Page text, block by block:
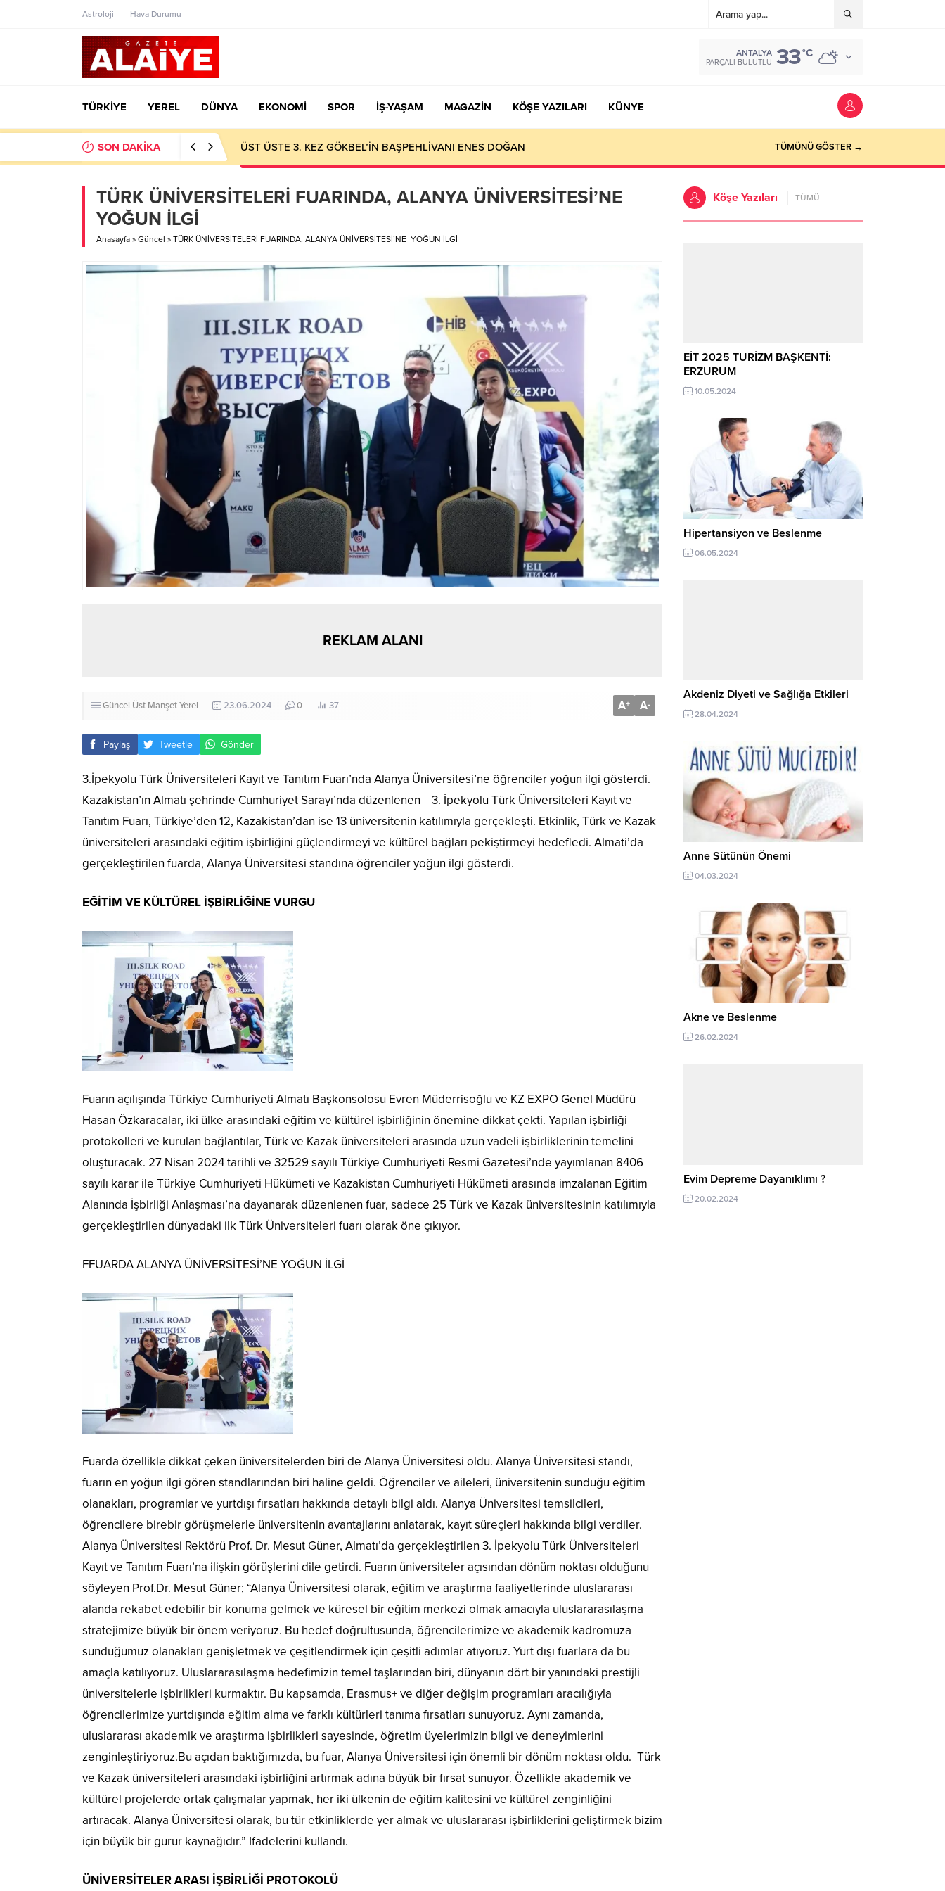
Astroloji Hava Durumu
ANTALYA
PARÇALI BULUTLU 33°C
TÜRKİYE YEREL DÜNYA EKONOMİ SPOR İŞ-YAŞAM MAGAZİN KÖŞE YAZILARI KÜNYE
SON DAKİKA SAPADERE’DE ZAMANLA YARIŞ! TÜMÜNÜ GÖSTER →
TÜRK ÜNİVERSİTELERİ FUARINDA, ALANYA ÜNİVERSİTESİ’NE
YOĞUN İLGİ
Anasayfa » Güncel » TÜRK ÜNİVERSİTELERİ FUARINDA, ALANYA ÜNİVERSİTESİ’NE YOĞUN İLGİ
REKLAM ALANI
Güncel Üst ManşetYerel 23.06.2024 0 37 A+ A-
Paylaş Tweetle Gönder
3.İpekyolu Türk Üniversiteleri Kayıt ve Tanıtım Fuarı’nda Alanya Üniversitesi’ne öğrenciler yoğun ilgi gösterdi.
Kazakistan’ın Almatı şehrinde Cumhuriyet Sarayı’nda düzenlenen 3. İpekyolu Türk Üniversiteleri Kayıt ve
Tanıtım Fuarı, Türkiye’den 12, Kazakistan’dan ise 13 üniversitenin katılımıyla gerçekleşti. Etkinlik, Türk ve Kazak
üniversiteleri arasındaki eğitim işbirliğini güçlendirmeyi ve kültürel bağları pekiştirmeyi hedefledi. Almati’da
gerçekleştirilen fuarda, Alanya Üniversitesi standına öğrenciler yoğun ilgi gösterdi.
EĞİTİM VE KÜLTÜREL İŞBİRLİĞİNE VURGU
Fuarın açılışında Türkiye Cumhuriyeti Almatı Başkonsolosu Evren Müderrisoğlu ve KZ EXPO Genel Müdürü
Hasan Özkaracalar, iki ülke arasındaki eğitim ve kültürel işbirliğinin önemine dikkat çekti. Yapılan işbirliği
protokolleri ve kurulan bağlantılar, Türk ve Kazak üniversiteleri arasında uzun vadeli işbirliklerinin temelini
oluşturacak. 27 Nisan 2024 tarihli ve 32529 sayılı Türkiye Cumhuriyeti Resmi Gazetesi’nde yayımlanan 8406
sayılı karar ile Türkiye Cumhuriyeti Hükümeti ve Kazakistan Cumhuriyeti Hükümeti arasında imzalanan Eğitim
Alanında İşbirliği Anlaşması’na dayanarak düzenlenen fuar, sadece 25 Türk ve Kazak üniversitesinin katılımıyla
gerçekleştirilen dünyadaki ilk Türk Üniversiteleri fuarı olarak öne çıkıyor.
FFUARDA ALANYA ÜNİVERSİTESİ’NE YOĞUN İLGİ
Fuarda özellikle dikkat çeken üniversitelerden biri de Alanya Üniversitesi oldu. Alanya Üniversitesi standı,
fuarın en yoğun ilgi gören standlarından biri haline geldi. Öğrenciler ve aileleri, üniversitenin sunduğu eğitim
olanakları, programlar ve yurtdışı fırsatları hakkında detaylı bilgi aldı. Alanya Üniversitesi temsilcileri,
öğrencilere birebir görüşmelerle üniversitenin avantajlarını anlatarak, kayıt süreçleri hakkında bilgi verdiler.
Alanya Üniversitesi Rektörü Prof. Dr. Mesut Güner, Almatı’da gerçekleştirilen 3. İpekyolu Türk Üniversiteleri
Kayıt ve Tanıtım Fuarı’na ilişkin görüşlerini dile getirdi. Fuarın üniversiteler açısından dönüm noktası olduğunu
söyleyen Prof.Dr. Mesut Güner; “Alanya Üniversitesi olarak, eğitim ve araştırma faaliyetlerinde uluslararası
alanda rekabet edebilir bir konuma gelmek ve küresel bir eğitim merkezi olmak amacıyla uluslararasılaşma
stratejimize büyük bir önem veriyoruz. Bu hedef doğrultusunda, öğrencilerimize ve akademik kadromuza
sunduğumuz olanakları genişletmek ve çeşitlendirmek için çeşitli adımlar atıyoruz. Yurt dışı fuarlara da bu
amaçla katılıyoruz. Uluslararasılaşma hedefimizin temel taşlarından biri, dünyanın dört bir yanındaki prestijli
üniversitelerle işbirlikleri kurmaktır. Bu kapsamda, Erasmus+ ve diğer değişim programları aracılığıyla
öğrencilerimize yurtdışında eğitim alma ve farklı kültürleri tanıma fırsatları sunuyoruz. Aynı zamanda,
uluslararası akademik ve araştırma işbirlikleri sayesinde, öğretim üyelerimizin bilgi ve deneyimlerini
zenginleştiriyoruz.Bu açıdan baktığımızda, bu fuar, Alanya Üniversitesi için önemli bir dönüm noktası oldu. Türk
ve Kazak üniversiteleri arasındaki işbirliğini artırmak adına büyük bir fırsat sunuyor. Özellikle akademik ve
kültürel projelerde ortak çalışmalar yapmak, her iki ülkenin de eğitim kalitesini ve kültürel zenginliğini
artıracak. Alanya Üniversitesi olarak, bu tür etkinliklerde yer almak ve uluslararası işbirliklerini geliştirmek bizim
için büyük bir gurur kaynağıdır.” Ifadelerini kullandı.
ÜNİVERSİTELER ARASI İŞBİRLİĞİ PROTOKOLÜ
Köşe Yazıları TÜMÜ
EİT 2025 TURİZM BAŞKENTİ:
ERZURUM
10.05.2024
Hipertansiyon ve Beslenme
06.05.2024
Akdeniz Diyeti ve Sağlığa Etkileri
28.04.2024
Anne Sütünün Önemi
04.03.2024
Akne ve Beslenme
26.02.2024
Evim Depreme Dayanıklımı ?
20.02.2024